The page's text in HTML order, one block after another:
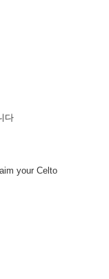
다
your Celto